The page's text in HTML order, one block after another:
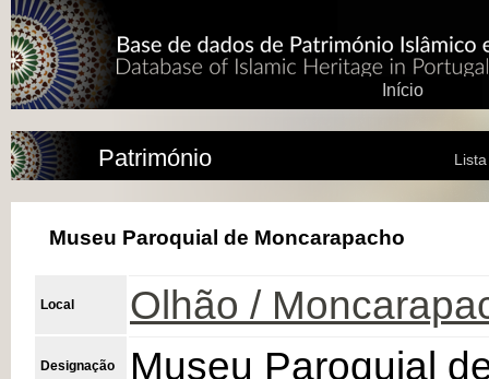
Início
Património
Museu Paroquial de Moncarapacho
Local Olhão /
Designação Museu Paroquial